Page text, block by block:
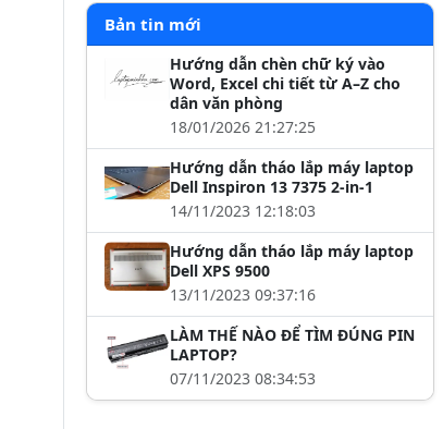
Bản tin mới
Hướng dẫn chèn chữ ký vào
Word, Excel chi tiết từ A–Z cho
dân văn phòng
18/01/2026 21:27:25
Hướng dẫn tháo lắp máy laptop
Dell Inspiron 13 7375 2-in-1
14/11/2023 12:18:03
Hướng dẫn tháo lắp máy laptop
Dell XPS 9500
13/11/2023 09:37:16
LÀM THẾ NÀO ĐỂ TÌM ĐÚNG PIN
LAPTOP?
07/11/2023 08:34:53